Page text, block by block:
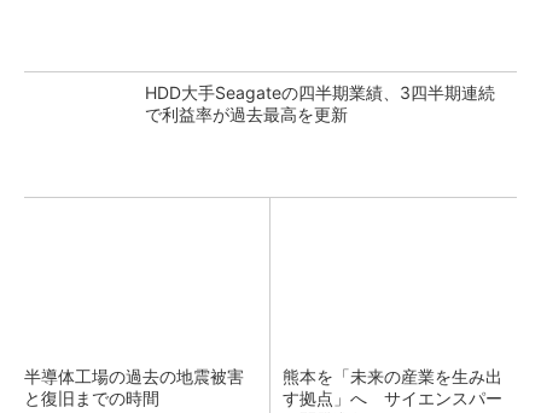
HDD大手Seagateの四半期業績、3四半期連続
で利益率が過去最高を更新
半導体工場の過去の地震被害
と復旧までの時間
熊本を「未来の産業を生み出
す拠点」へ サイエンスパー